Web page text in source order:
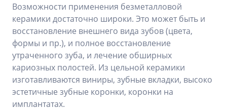
Возможности применения безметалловой
керамики достаточно широки. Это может быть и
восстановление внешнего вида зубов (цвета,
формы и пр.), и полное восстановление
утраченного зуба, и лечение обширных
кариозных полостей. Из цельной керамики
изготавливаются виниры, зубные вкладки, высоко
эстетичные зубные коронки, коронки на
имплантатах.